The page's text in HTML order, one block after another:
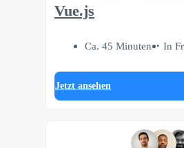
Vue.js
Ca. 45 Minuten In
Jetzt ansehen